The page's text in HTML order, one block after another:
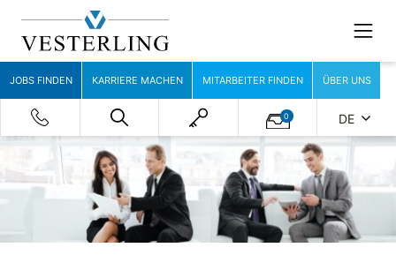
JOBS FINDEN KARRIERE MACHEN MITARBEITER FINDEN ÜBER UNS
0 DE